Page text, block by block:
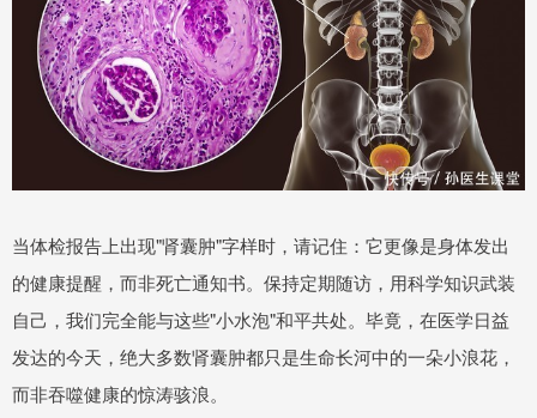
当体检报告上出现"肾囊肿"字样时，请记住：它更像是身体发出
的健康提醒，而非死亡通知书。保持定期随访，用科学知识武装
自己，我们完全能与这些"小水泡"和平共处。毕竟，在医学日益
发达的今天，绝大多数肾囊肿都只是生命长河中的一朵小浪花，
而非吞噬健康的惊涛骇浪。